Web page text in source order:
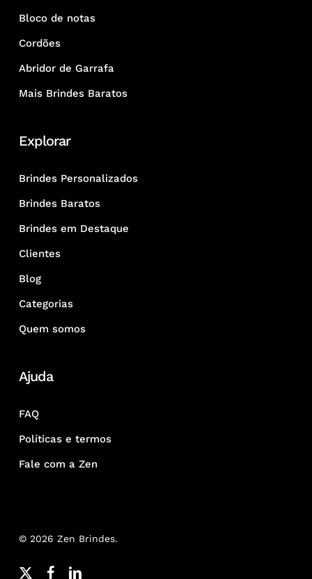
Bloco de notas
Cordões
Abridor de Garrafa
Mais Brindes Baratos
Explorar
Brindes Personalizados
Brindes Baratos
Brindes em Destaque
Clientes
Blog
Categorias
Quem somos
Ajuda
FAQ
Políticas e termos
Fale com a Zen
© 2026 Zen Brindes.
x- facebooklinkedin